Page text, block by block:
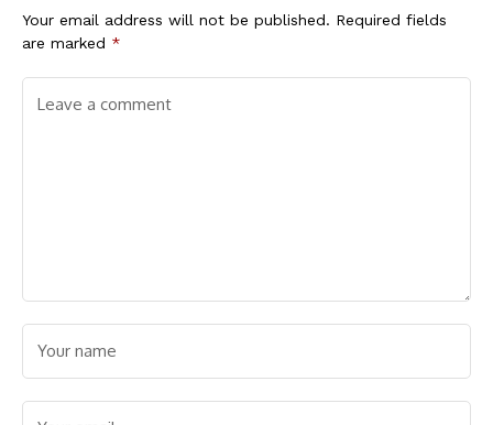
Your email address will not be published. Required fields
are marked *